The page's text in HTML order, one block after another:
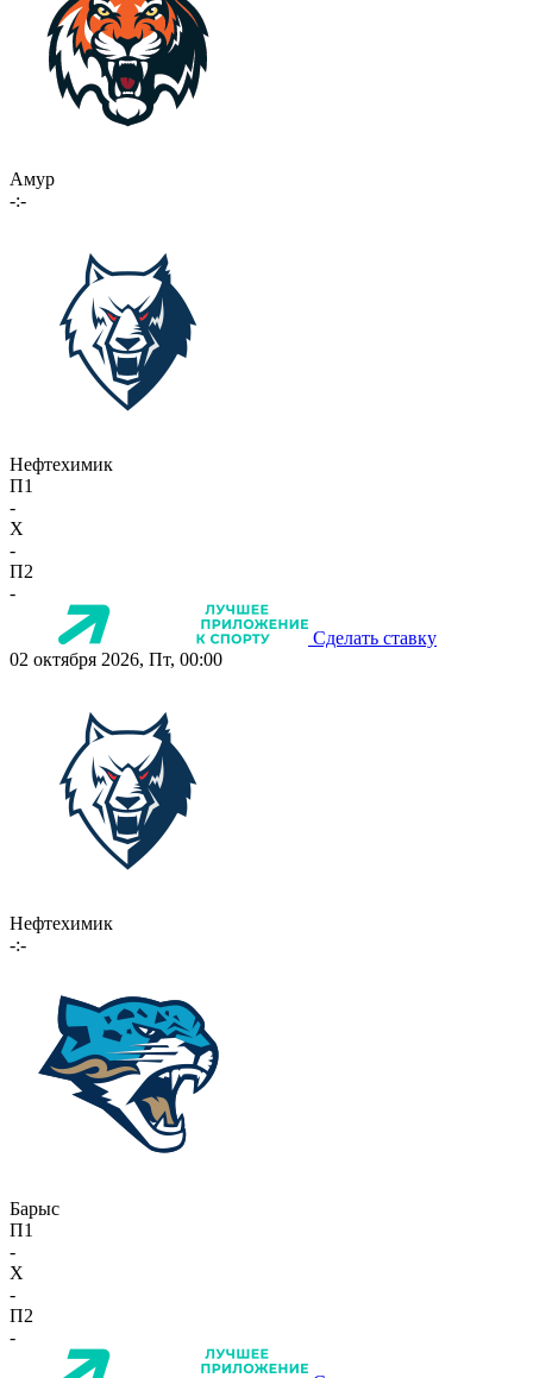
Амур
-:-
Нефтехимик
П1
-
X
-
П2
-
Сделать ставку
02 октября 2026, Пт, 00:00
Нефтехимик
-:-
Барыс
П1
-
X
-
П2
-